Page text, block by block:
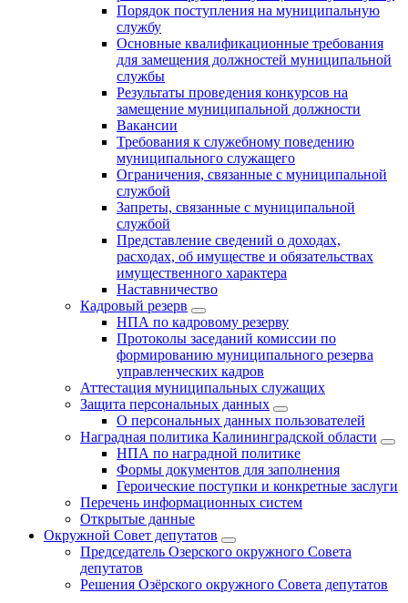
Порядок поступления на муниципальную
службу
Основные квалификационные требования
для замещения должностей муниципальной
службы
Результаты проведения конкурсов на
замещение муниципальной должности
Вакансии
Требования к служебному поведению
муниципального служащего
Ограничения, связанные с муниципальной
службой
Запреты, связанные с муниципальной
службой
Представление сведений о доходах,
расходах, об имуществе и обязательствах
имущественного характера
Наставничество
Кадровый резерв
НПА по кадровому резерву
Протоколы заседаний комиссии по
формированию муниципального резерва
управленческих кадров
Аттестация муниципальных служащих
Защита персональных данных
О персональных данных пользователей
Наградная политика Калининградской области
НПА по наградной политике
Формы документов для заполнения
Героические поступки и конкретные заслуги
Перечень информационных систем
Открытые данные
Окружной Совет депутатов
Председатель Озерского окружного Совета
депутатов
Решения Озёрского окружного Совета депутатов